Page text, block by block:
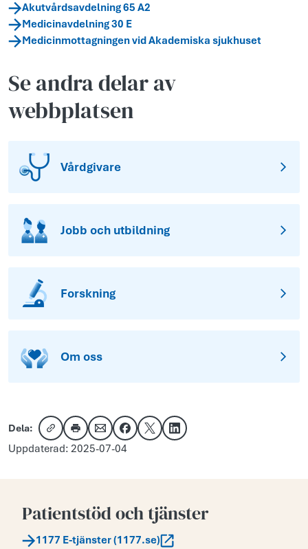
Akutvårdsavdelning 65 A2
Medicinavdelning 30 E
Medicinmottagningen vid Akademiska sjukhuset
Se andra delar av
webbplatsen
Vårdgivare
Jobb och utbildning
Forskning
Om oss
Dela:
Kopiera länk
Skriv utDela via e-post
Dela på Facebook
Dela på XDela på LinkedIn
Uppdaterad: 2025-07-04
Patientstöd och tjänster
1177 E-tjänster (1177.se)